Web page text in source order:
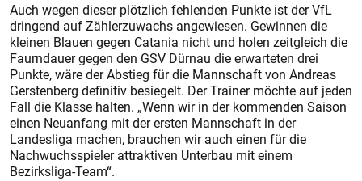
Auch wegen dieser plötzlich fehlenden Punkte ist der VfL
dringend auf Zählerzuwachs angewiesen. Gewinnen die
kleinen Blauen gegen Catania nicht und holen zeitgleich die
Faurndauer gegen den GSV Dürnau die erwarteten drei
Punkte, wäre der Abstieg für die Mannschaft von Andreas
Gerstenberg definitiv besiegelt. Der Trainer möchte auf jeden
Fall die Klasse halten. „Wenn wir in der kommenden Saison
einen Neuanfang mit der ersten Mannschaft in der
Landesliga machen, brauchen wir auch einen für die
Nachwuchsspieler attraktiven Unterbau mit einem
Bezirksliga-Team“.